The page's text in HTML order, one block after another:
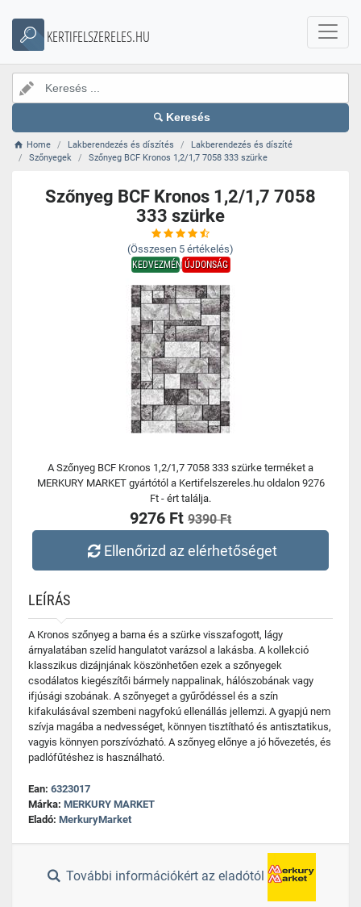
KERTIFELSZERELES.HU
Keresés
Home Lakberendezés és díszítés
Lakberendezés és díszíté
Szőnyegek
Szőnyeg BCF Kronos 1,2/1,7 7058 333 szürke
Szőnyeg BCF Kronos 1,2/1,7 7058
333 szürke
(Összesen 5 értékelés)
KEDVEZMÉNYÚJDONSÁG
A Szőnyeg BCF Kronos 1,2/1,7 7058 333 szürke terméket a
MERKURY MARKET gyártótól a Kertifelszereles.hu oldalon 9276
Ft - ért találja.
9276 Ft 9390 Ft
Ellenőrizd az elérhetőséget
LEÍRÁS
A Kronos szőnyeg a barna és a szürke visszafogott, lágy
árnyalatában szelíd hangulatot varázsol a lakásba. A kollekció
klasszikus dizájnjának köszönhetően ezek a szőnyegek
csodálatos kiegészítői bármely nappalinak, hálószobának vagy
ifjúsági szobának. A szőnyeget a gyűrődéssel és a szín
kifakulásával szembeni nagyfokú ellenállás jellemzi. A gyapjú nem
szívja magába a nedvességet, könnyen tisztítható és antisztatikus,
vagyis könnyen porszívózható. A szőnyeg előnye a jó hővezetés, és
padlófűtéshez is használható.
Ean: 6323017
Márka: MERKURY MARKET
Eladó: MerkuryMarket
További információkért az eladótól